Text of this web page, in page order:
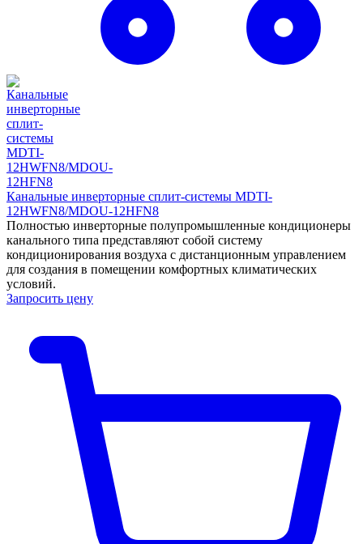
Канальные инверторные сплит-системы MDTI-
12HWFN8/MDOU-12HFN8
Полностью инверторные полупромышленные кондиционеры
канального типа представляют собой систему
кондиционирования воздуха с дистанционным управлением
для создания в помещении комфортных климатических
условий.
Запросить цену